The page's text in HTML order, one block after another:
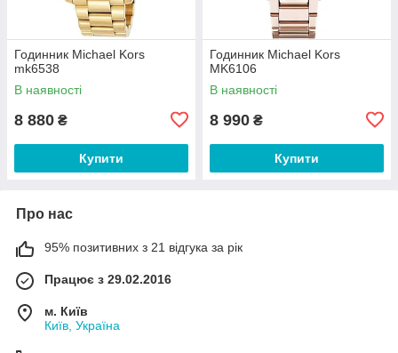
Годинник Michael Kors
mk6538
В наявності
8 880 ₴
Купити
Годинник Michael Kors
MK6106
В наявності
8 990 ₴
Купити
Про нас
95% позитивних з 21 відгука за рік
Працює з 29.02.2016
м. Київ
Київ, Україна